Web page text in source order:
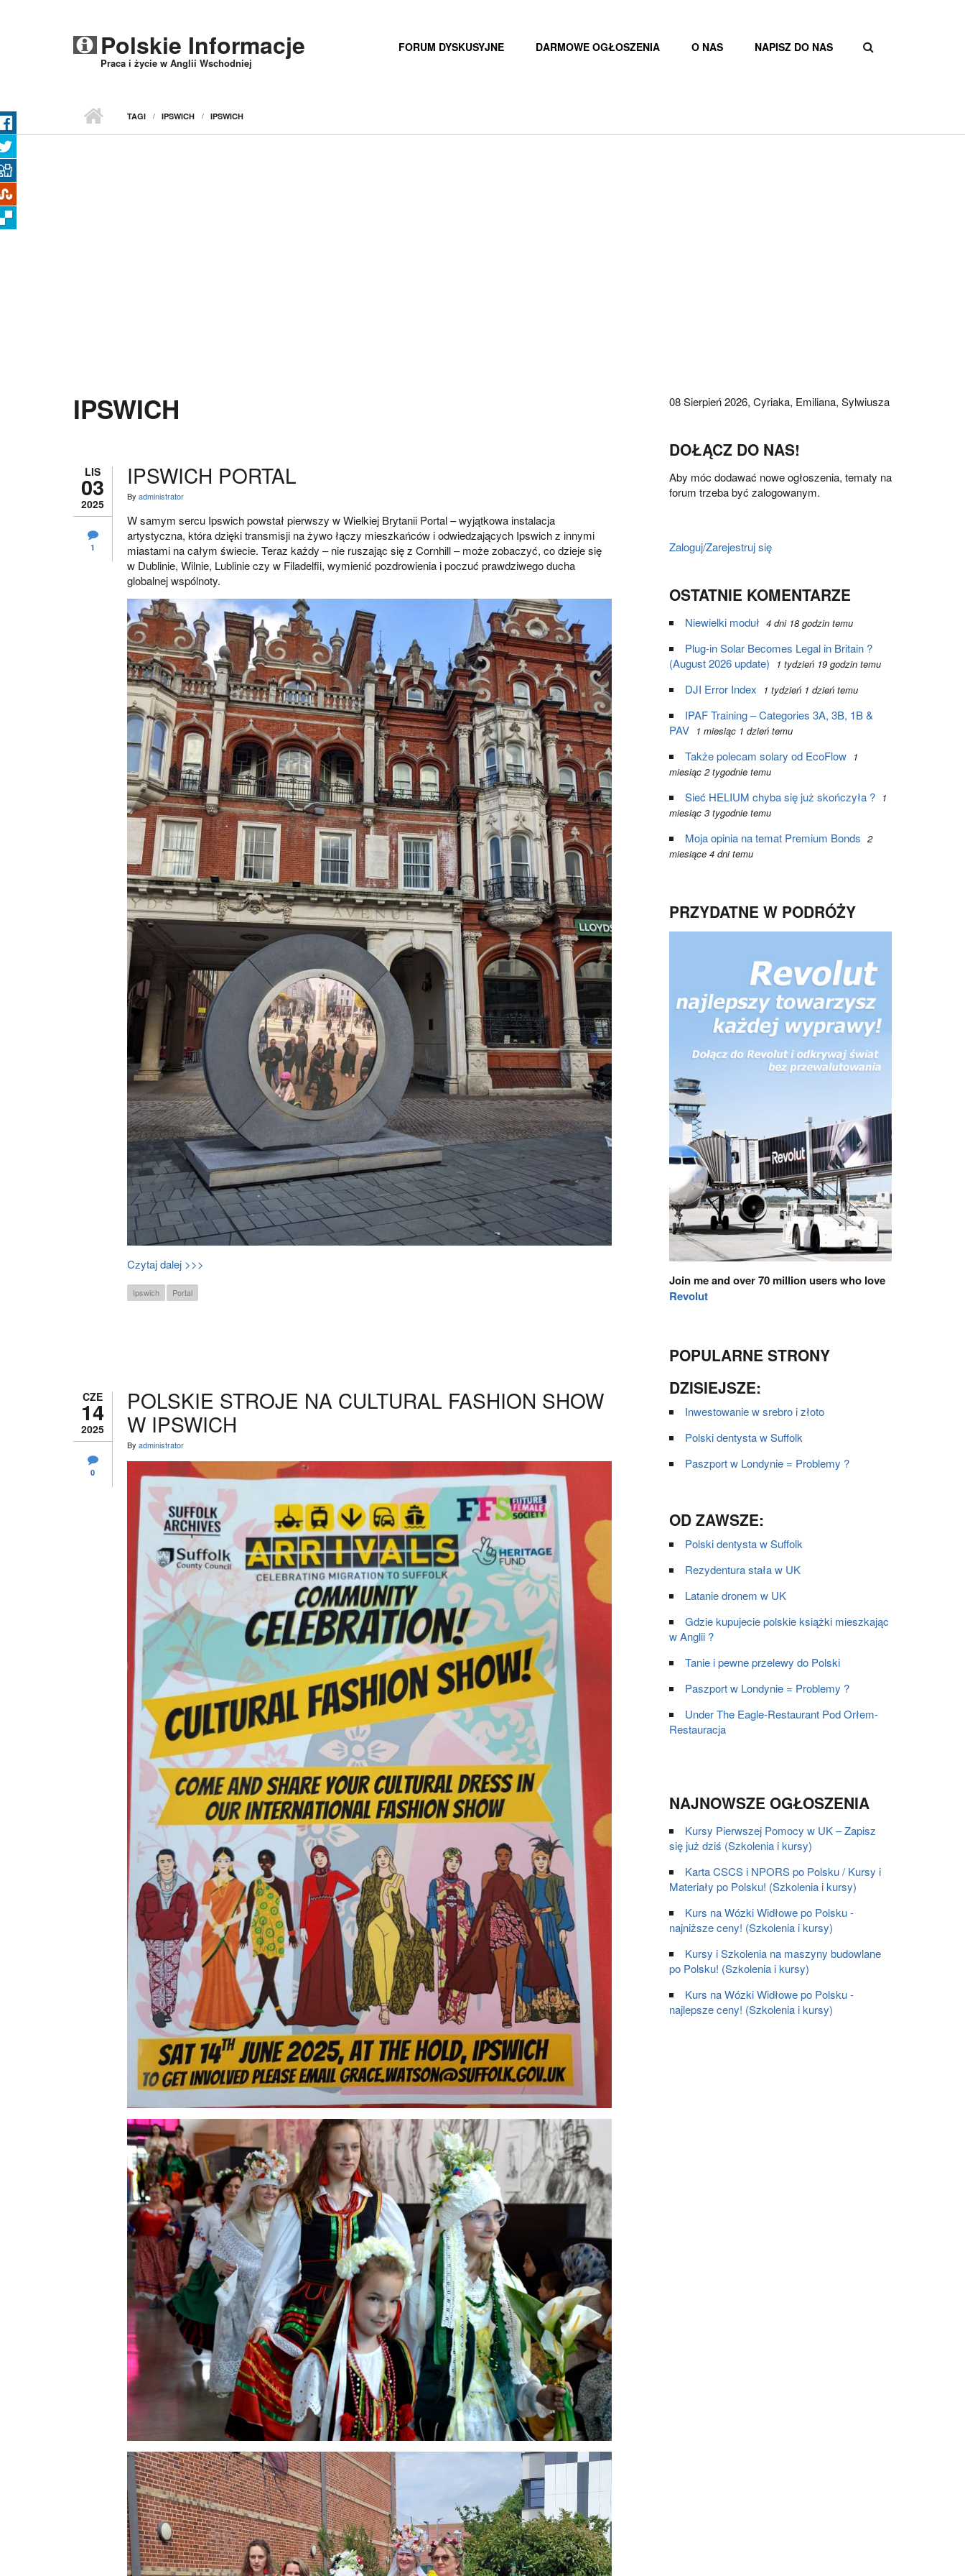
Polskie Informacje
Praca i życie w Anglii Wschodniej
FORUM DYSKUSYJNE DARMOWE OGŁOSZENIA O NAS NAPISZ DO NAS
TAGI IPSWICH IPSWICH
IPSWICH
LIS
03
2025
1
IPSWICH PORTAL
By administrator
W samym sercu Ipswich powstał pierwszy w Wielkiej Brytanii Portal – wyjątkowa instalacja
artystyczna, która dzięki transmisji na żywo łączy mieszkańców i odwiedzających Ipswich z innymi
miastami na całym świecie. Teraz każdy – nie ruszając się z Cornhill – może zobaczyć, co dzieje się
w Dublinie, Wilnie, Lublinie czy w Filadelfii, wymienić pozdrowienia i poczuć prawdziwego ducha
globalnej wspólnoty.
Czytaj dalej >>>
Ipswich Portal
CZE
14
2025
0
POLSKIE STROJE NA CULTURAL FASHION SHOW
W IPSWICH
By administrator
08 Sierpień 2026, Cyriaka, Emiliana, Sylwiusza
DOŁĄCZ DO NAS!
Aby móc dodawać nowe ogłoszenia, tematy na
forum trzeba być zalogowanym.
Zaloguj/Zarejestruj się
OSTATNIE KOMENTARZE
Niewielki moduł 4 dni 18 godzin temu
Plug-in Solar Becomes Legal in Britain ?
(August 2026 update)
1 tydzień 19 godzin temu
DJI Error Index 1 tydzień 1 dzień temu
IPAF Training – Categories 3A, 3B, 1B &
PAV 1 miesiąc 1 dzień temu
Także polecam solary od EcoFlow 1
miesiąc 2 tygodnie temu
Sieć HELIUM chyba się już skończyła ? 1
miesiąc 3 tygodnie temu
Moja opinia na temat Premium Bonds 2
miesiące 4 dni temu
PRZYDATNE W PODRÓŻY
Join me and over 70 million users who love
Revolut
POPULARNE STRONY
DZISIEJSZE:
Inwestowanie w srebro i złoto
Polski dentysta w Suffolk
Paszport w Londynie = Problemy ?
OD ZAWSZE:
Polski dentysta w Suffolk
Rezydentura stała w UK
Latanie dronem w UK
Gdzie kupujecie polskie książki mieszkając
w Anglii ?
Tanie i pewne przelewy do Polski
Paszport w Londynie = Problemy ?
Under The Eagle-Restaurant Pod Orłem-
Restauracja
NAJNOWSZE OGŁOSZENIA
Kursy Pierwszej Pomocy w UK – Zapisz
się już dziś (Szkolenia i kursy)
Karta CSCS i NPORS po Polsku / Kursy i
Materiały po Polsku! (Szkolenia i kursy)
Kurs na Wózki Widłowe po Polsku -
najniższe ceny! (Szkolenia i kursy)
Kursy i Szkolenia na maszyny budowlane
po Polsku! (Szkolenia i kursy)
Kurs na Wózki Widłowe po Polsku -
najlepsze ceny! (Szkolenia i kursy)